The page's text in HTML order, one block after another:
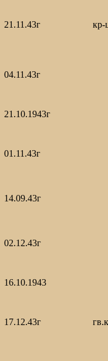
21.11.43г кр-
04.11.43г
21.10.1943г
01.11.43г
14.09.43г
02.12.43г
16.10.1943
17.12.43г